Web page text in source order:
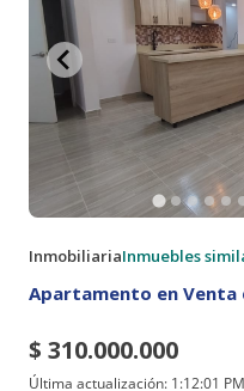
InmobiliariaInmuebles
Apartamento en Venta
$ 310.000.000
Última actualización: 1:12:01 PM